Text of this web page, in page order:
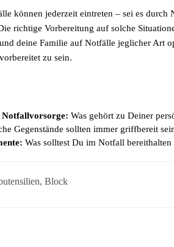
können jederzeit eintreten – sei es
richtige Vorbereitung auf solche
deine Familie auf Notfälle jeglicher Art
zu sein.
Was gehört zu Deiner
Gegenstände sollten immer griffbereit
Was solltest Du im Notfall
Block